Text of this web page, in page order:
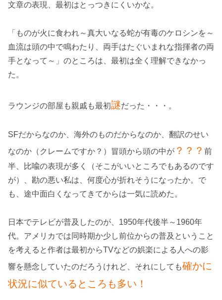
文章の表現、最初はとっつきにくいかな。
「ものが火に食われ～真大いなる蛇が有毒のケロシンを～
血流は頭の中で鳴わたり、両手はたぐいまれな指揮者の両
手となって～」のところは、最初は全く理解できなかっ
た。
ラウンジの部屋も親戚も最初謎だった・・・。
SFだからなのか、海外のものだからなのか、翻訳のせい
なのか（クレームですか？）冒頭から頭の中が ？？？ 前
半、比喩の表現が多く（そこがいいところでもあるのです
が）、勘の悪い私は、何度心が折れそうになったか。で
も、途中面白くなってきてからは一気に読めた。
日本でテレビが普及したのが、1950年代後半～1960年
代。アメリカでは同時期か少し前位からの普及ということ
を考えると作者は最初からTVなどの娯楽による人への影
響を懸念していたのだろうけれど、それにしても確かに
状況に似ているところも多い！